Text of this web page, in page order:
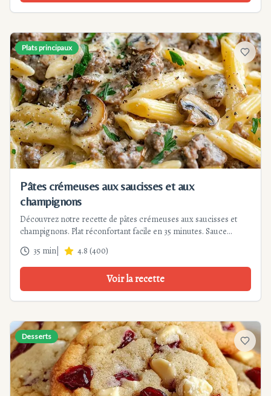
Plats principaux
Pâtes crémeuses aux saucisses et aux
champignons
Découvrez notre recette de pâtes crémeuses aux saucisses et
champignons. Plat réconfortant facile en 35 minutes. Sauce
onctueuse, saveurs rustiques, parfait pour un dîner rapide et
gourmand.
35 min 4.8 (400)
Voir la recette
Desserts